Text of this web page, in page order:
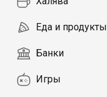
Еда и продукты
Банки
Игры